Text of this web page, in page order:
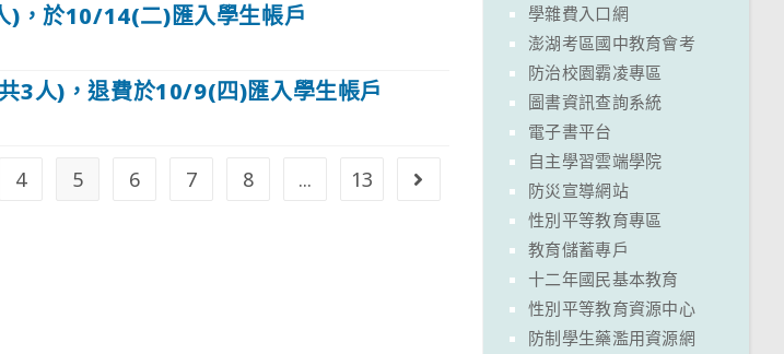
)，於10/14(二)匯入學生帳戶
3人)，退費於10/9(四)匯入學生帳戶
4 5 6 7 8 ... 13 Go to the next page
學雜費入口網
澎湖考區國中教育會考
防治校園霸凌專區
圖書資訊查詢系統
電子書平台
自主學習雲端學院
防災宣導網站
性別平等教育專區
教育儲蓄專戶
十二年國民基本教育
性別平等教育資源中心
防制學生藥濫用資源網